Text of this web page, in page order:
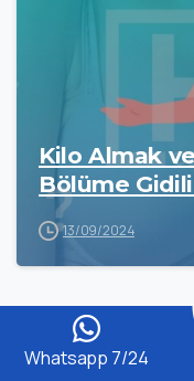
Whatsapp 7/24
Kilo Almak
Bölüme
13/09/2024